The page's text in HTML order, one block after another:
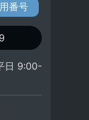
番号
日 9:00-